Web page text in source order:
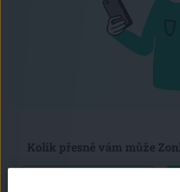
Kolik přesně vám může